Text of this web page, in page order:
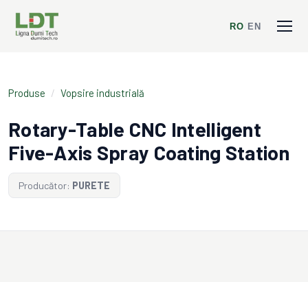
RO EN
Produse / Vopsire industrială
Rotary-Table CNC Intelligent
Five-Axis Spray Coating Station
Producător: PURETE